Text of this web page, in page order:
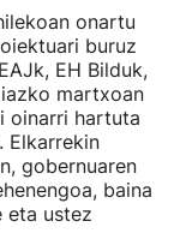
onartu
buruz
EH Bilduk,
martxoan
oinarri hartuta
Elkarrekin
gobernuaren
baina
eta ustez